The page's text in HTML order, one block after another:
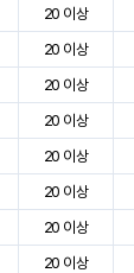
20 이상
20 이상
20 이상
20 이상
20 이상
20 이상
20 이상
20 이상